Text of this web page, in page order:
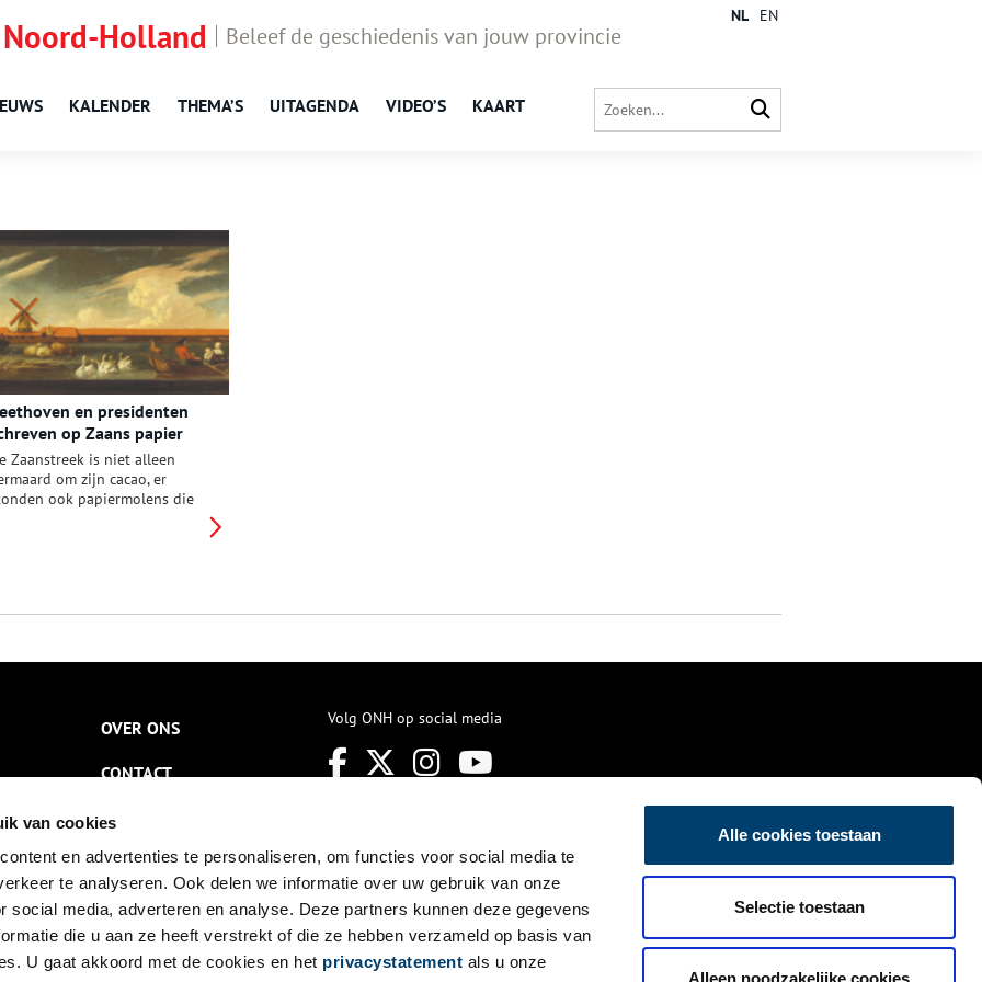
van cookies
en advertenties te personaliseren, om functies voor social media te
te analyseren. Ook delen we informatie over uw gebruik van onze
social media, adverteren en analyse. Deze partners kunnen deze gegevens
die u aan ze heeft verstrekt of die ze hebben verzameld op basis van
U gaat akkoord met de cookies en het privacystatement als u onze
Alle cookies toestaan
Selectie toestaan
Alleen noodzakelijke cookies
Holland Beleef de geschiedenis van jouw provincie
KALENDER THEMA’S UITAGENDA VIDEO’S KAART
NL EN
en presidenten
op Zaans papier
Zaanstreek is niet alleen
om zijn cacao, er
ook papiermolens die
er zijn composities op.
OVER ONS
CONTACT
NIEUWSBRIEF
DISCLAIMER
PRIVACY
TOEGANKELIJKHEID
Volg ONH op social media